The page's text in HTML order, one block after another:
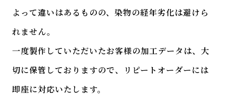
よって違いはあるものの、染物の経年劣化は避けら
れません。
一度製作していただいたお客様の加工データは、大
切に保管しておりますので、リピートオーダーには
即座に対応いたします。